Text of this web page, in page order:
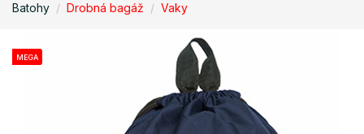
Batohy Drobná bagáž Vaky
MEGA